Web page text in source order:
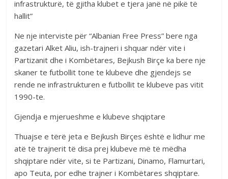
infrastrukturë, të gjitha klubet e tjera janë në pikë të
hallit”
Ne nje interviste për “Albanian Free Press” bere nga
gazetari Alket Aliu, ish-trajneri i shquar ndër vite i
Partizanit dhe i Kombëtares, Bejkush Birçe ka bere nje
skaner te futbollit tone te klubeve dhe gjendejs se
rende ne infrastrukturen e futbollit te klubeve pas vitit
1990-te.
Gjendja e mjerueshme e klubeve shqiptare
Thuajse e tërë jeta e Bejkush Birçes është e lidhur me
atë të trajnerit të disa prej klubeve më të mëdha
shqiptare ndër vite, si te Partizani, Dinamo, Flamurtari,
apo Teuta, por edhe trajner i Kombëtares shqiptare.